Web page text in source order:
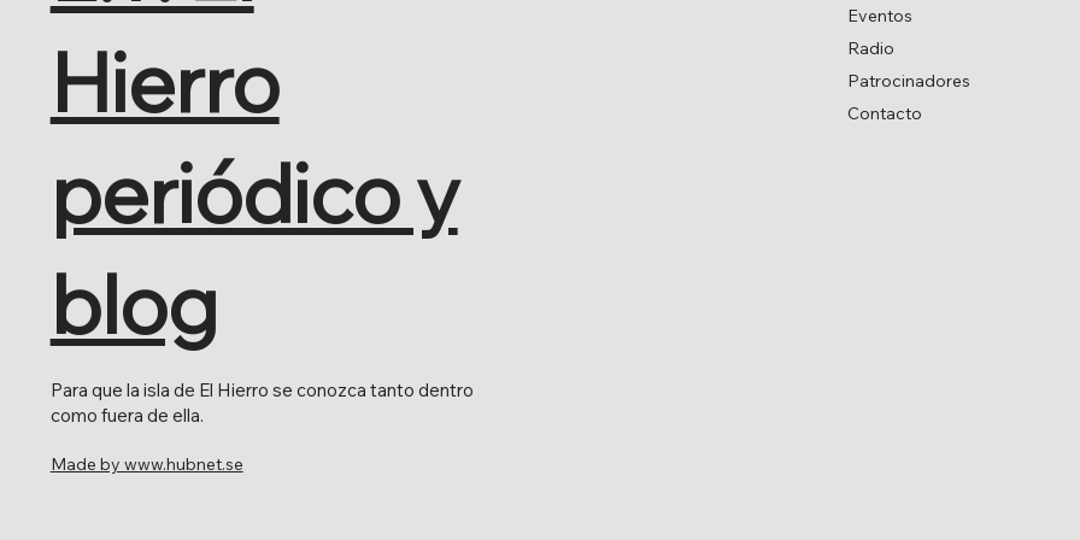
Eventos
Radio
Patrocinadores
Contacto
Para que la isla de El Hierro se conozca tanto dentro
como fuera de ella.
Hierro
periódico y
blog
Made by www.hubnet.se